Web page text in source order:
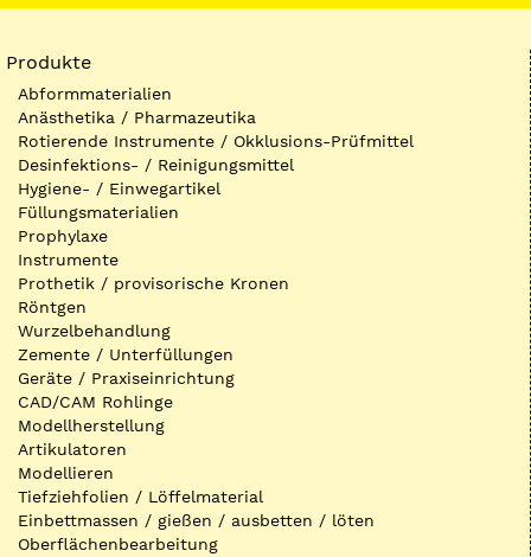
Produkte
Abformmaterialien
Anästhetika / Pharmazeutika
Rotierende Instrumente / Okklusions-Prüfmittel
Desinfektions- / Reinigungsmittel
Hygiene- / Einwegartikel
Füllungsmaterialien
Prophylaxe
Instrumente
Prothetik / provisorische Kronen
Röntgen
Wurzelbehandlung
Zemente / Unterfüllungen
Geräte / Praxiseinrichtung
CAD/CAM Rohlinge
Modellherstellung
Artikulatoren
Modellieren
Tiefziehfolien / Löffelmaterial
Einbettmassen / gießen / ausbetten / löten
Oberflächenbearbeitung